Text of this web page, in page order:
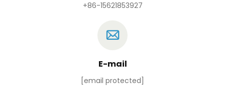
+86-15621853927
E-mail
[email protected]